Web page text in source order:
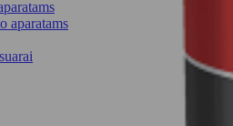
aparatams